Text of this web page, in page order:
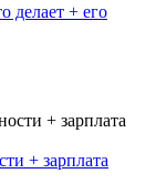
делает + его
+ зарплата